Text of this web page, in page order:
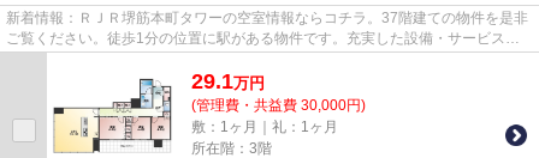
新着情報：ＲＪＲ堺筋本町タワーの空室情報ならコチラ。37階建ての物件を是非
ご覧ください。徒歩1分の位置に駅がある物件です。充実した設備・サービスが
29.1万円
(管理費・共益費 30,000円)
敷：1ヶ月｜礼：1ヶ月
所在階：3階